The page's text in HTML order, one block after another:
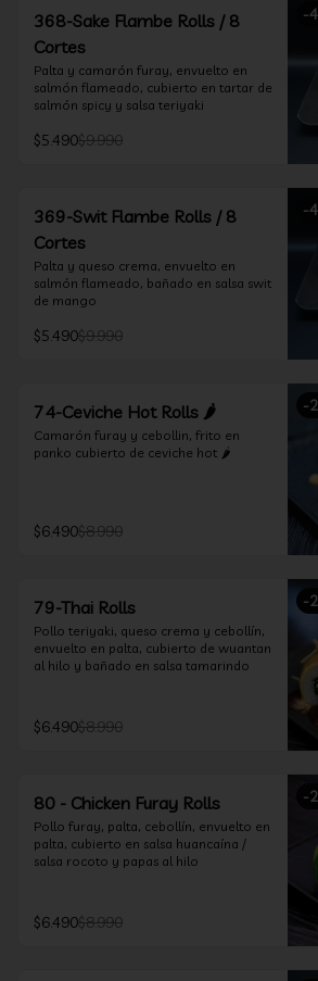
-
368-Sake Flambe Rolls / 8
Cortes
Palta y camarón furay, envuelto en
salmón flameado, cubierto en tartar de
salmón spicy y salsa teriyaki
$5.490$9.990
-
369-Swit Flambe Rolls / 8
Cortes
Palta y queso crema, envuelto en
salmón flameado, bañado en salsa swit
de mango
$5.490$9.990
-
74-Ceviche Hot Rolls 🌶️
Camarón furay y cebollin, frito en
panko cubierto de ceviche hot 🌶️
$6.490$8.990
-
79-Thai Rolls
Pollo teriyaki, queso crema y cebollín,
envuelto en palta, cubierto de wuantan
al hilo y bañado en salsa tamarindo
$6.490$8.990
-
80 - Chicken Furay Rolls
Pollo furay, palta, cebollín, envuelto en
palta, cubierto en salsa huancaína /
salsa rocoto y papas al hilo
$6.490$8.990